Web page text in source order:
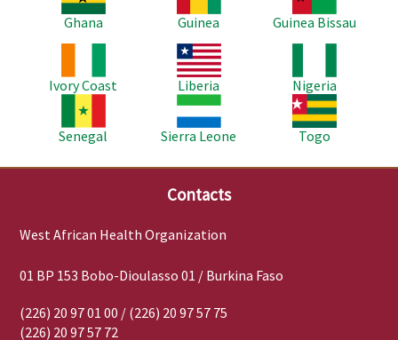
Ghana
Guinea
Guinea Bissau
Ivory Coast
Image
Liberia
Nigeria
Senegal
Image
Sierra Leone
Image
Togo
Contacts
West African Health Organization
01 BP 153 Bobo-Dioulasso 01 / Burkina Faso
(226) 20 97 01 00 / (226) 20 97 57 75
(226) 20 97 57 72